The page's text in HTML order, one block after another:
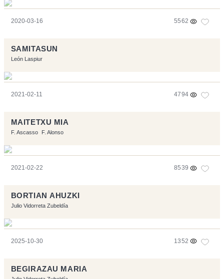
2020-03-16 5562
SAMITASUN
León Laspiur
2021-02-11 4794
MAITETXU MIA
F. Ascasso F. Alonso
2021-02-22 8539
BORTIAN AHUZKI
Julio Vidorreta Zubeldía
2025-10-30 1352
BEGIRAZAU MARIA